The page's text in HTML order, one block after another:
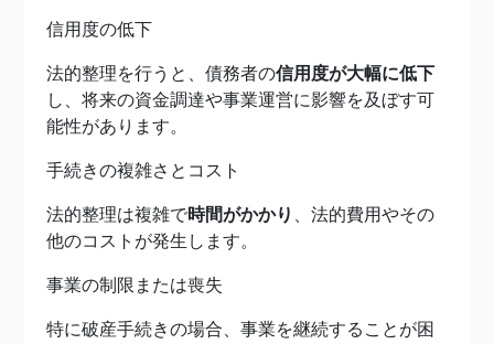
信用度の低下
法的整理を行うと、債務者の信用度が大幅に低下
し、将来の資金調達や事業運営に影響を及ぼす可
能性があります。
手続きの複雑さとコスト
法的整理は複雑で時間がかかり
、法的費用やその
他のコストが発生します。
事業の制限または喪失
特に破産手続きの場合、事業を継続することが困